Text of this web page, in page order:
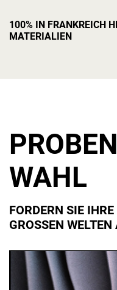
100% IN FRANKREICH
MATERIALIEN
WAHL
FORDERN SIE
GROSSEN WELTEN